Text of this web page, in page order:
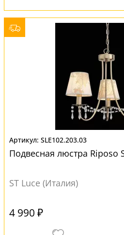
SLE102.203.03
Подвесная люстра Riposo
ST Luce (Италия)
4 990 ₽